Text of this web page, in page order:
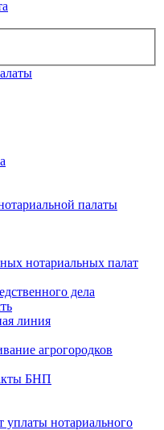
палаты
нотариальных палат
дела
линия
агрогородков
БНП
уплаты нотариального